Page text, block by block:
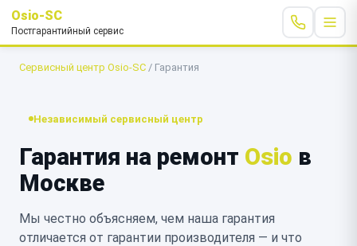
Osio-SC
Постгарантийный сервис
Сервисный центр Osio-SC / Гарантия
Независимый сервисный центр
Гарантия на ремонт Osio в
Москве
Мы честно объясняем, чем наша гарантия
отличается от гарантии производителя — и что